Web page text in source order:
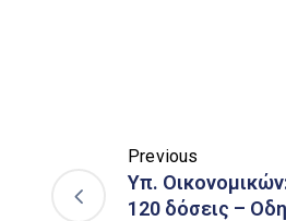
Previous
Υπ.
120 δόσεις –